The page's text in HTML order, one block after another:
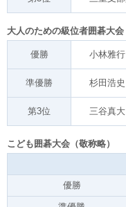
大人のための級位者囲碁大
優勝 小林雅行
準優勝 杉田浩史
第3位 三谷真大
こども囲碁大会（敬称略）
優勝